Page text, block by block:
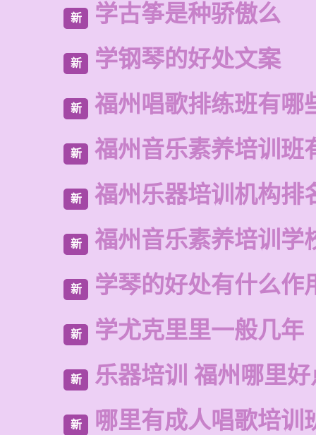
新 学古筝是种骄傲么
新 学钢琴的好处文案
新 福州唱歌排练班有哪
新 福州音乐素养培训班
新 福州乐器培训机构排
新 福州音乐素养培训学
新 学琴的好处有什么作
新 学尤克里里一般几年
新 乐器培训 福州哪里
新 哪里有成人唱歌培训